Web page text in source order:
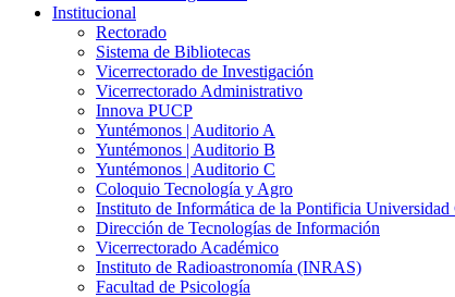
Institucional
Rectorado
Sistema de Bibliotecas
Vicerrectorado de Investigación
Vicerrectorado Administrativo
Innova PUCP
Yuntémonos | Auditorio A
Yuntémonos | Auditorio B
Yuntémonos | Auditorio C
Coloquio Tecnología y Agro
Instituto de Informática de la Pontificia Universidad
Dirección de Tecnologías de Información
Vicerrectorado Académico
Instituto de Radioastronomía (INRAS)
Facultad de Psicología